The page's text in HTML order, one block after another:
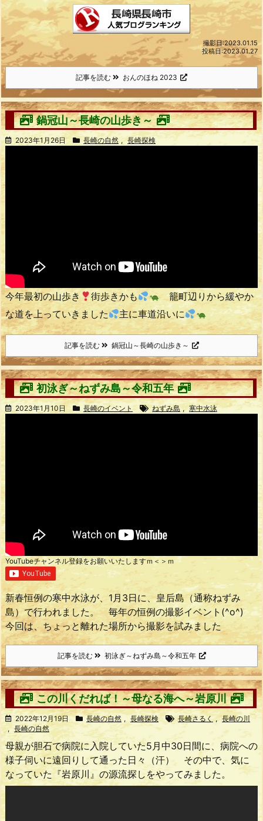
撮影日:2023.01.15
投稿日:2023.01.27
記事を読む おんのほね 2023
鍋冠山～長崎の山歩き～
2023年1月26日 長崎の自然 , 長崎探検
今年最初の山歩き 街歩きかも
籠町辺りから緩やか
な道を上っていきました
主に車道沿いに
記事を読む 鍋冠山～長崎の山歩き～
初泳ぎ～ねずみ島～令和五年
2023年1月10日 長崎のイベント ねずみ島 , 寒中水泳
YouTubeチャンネル登録をお願いいたしますｍ＜＞ｍ
新春恒例の寒中水泳が、1月3日に、皇后島（通称ねずみ
島）で行われました。 毎年の恒例の撮影イベント(^o^)
今回は、ちょっと離れた場所から撮影を試みました
記事を読む 初泳ぎ～ねずみ島～令和五年
この川くだれば！～母なる海へ～岩原川
2022年12月19日 長崎の自然 , 長崎探検 長崎さるく , 長崎の川
, 長崎の自然
母親が胆石で病院に入院していた5月中30日間に、病院への
様子伺いに遠回りして通った日々（汗） その中で、気に
なっていた『岩原川』の源流探しをやってみました。